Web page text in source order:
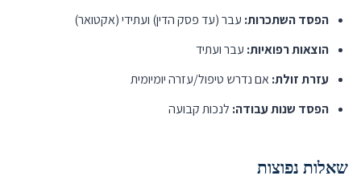
הפסד השתכרות: עבר (עד פסק הדין) ועתידי (אקטואר)
הוצאות רפואיות: עבר ועתיד
עזרת זולת:אם נדרש טיפול/עזרה יומיומית
הפסד שנות עבודה: לנכות קבועה
שאלות נפוצות